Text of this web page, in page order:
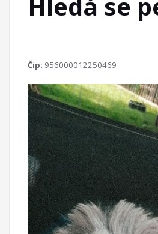
Čip: 956000012250469